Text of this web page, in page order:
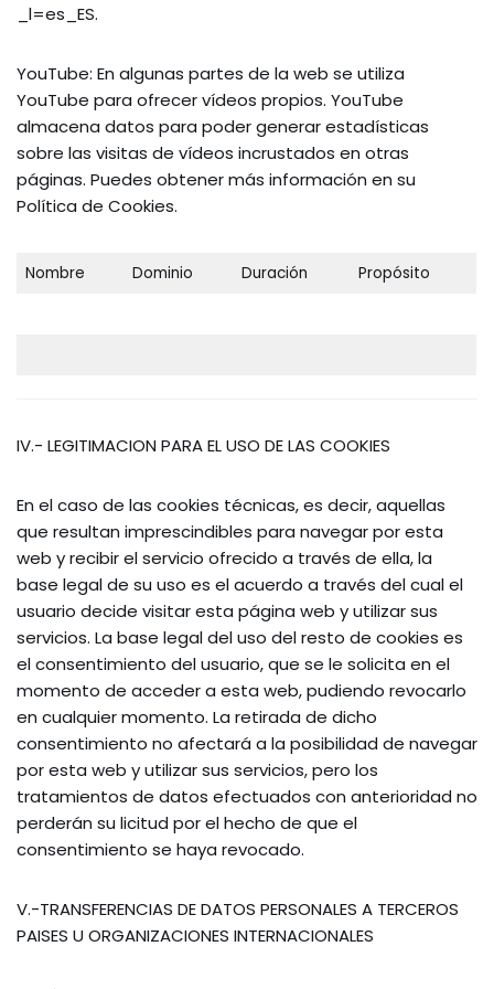
_l=es_ES.
YouTube: En algunas partes de la web se utiliza
YouTube para ofrecer vídeos propios. YouTube
almacena datos para poder generar estadísticas
sobre las visitas de vídeos incrustados en otras
páginas. Puedes obtener más información en su
Política de Cookies.
Nombre Dominio Duración Propósito
IV.- LEGITIMACION PARA EL USO DE LAS COOKIES
En el caso de las cookies técnicas, es decir, aquellas
que resultan imprescindibles para navegar por esta
web y recibir el servicio ofrecido a través de ella, la
base legal de su uso es el acuerdo a través del cual el
usuario decide visitar esta página web y utilizar sus
servicios. La base legal del uso del resto de cookies es
el consentimiento del usuario, que se le solicita en el
momento de acceder a esta web, pudiendo revocarlo
en cualquier momento. La retirada de dicho
consentimiento no afectará a la posibilidad de navegar
por esta web y utilizar sus servicios, pero los
tratamientos de datos efectuados con anterioridad no
perderán su licitud por el hecho de que el
consentimiento se haya revocado.
V.-TRANSFERENCIAS DE DATOS PERSONALES A TERCEROS
PAISES U ORGANIZACIONES INTERNACIONALES